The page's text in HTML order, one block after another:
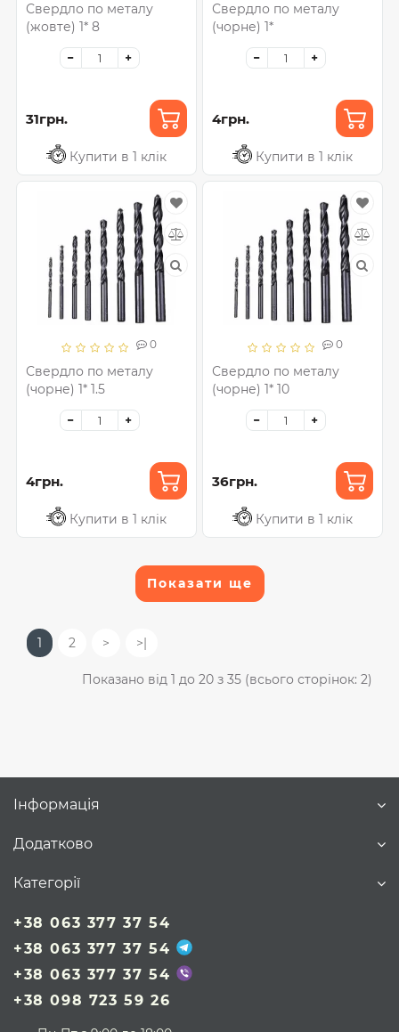
Свердло по металу
(жовте) 1* 8
31грн.
Купити в 1 клік
Свердло по металу
(чорне) 1*
4грн.
Купити в 1 клік
0
Свердло по металу
(чорне) 1* 1.5
4грн.
Купити в 1 клік
0
Свердло по металу
(чорне) 1* 10
36грн.
Купити в 1 клік
Показати ще
1 2 > >|
Показано від 1 до 20 з 35 (всього сторінок: 2)
Інформація
Додатково
Категорії
+38 063 377 37 54
+38 063 377 37 54
+38 063 377 37 54
+38 098 723 59 26